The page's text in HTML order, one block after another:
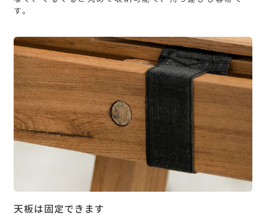
す。
天板は固定できます